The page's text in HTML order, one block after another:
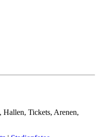
Hallen, Tickets, Arenen,